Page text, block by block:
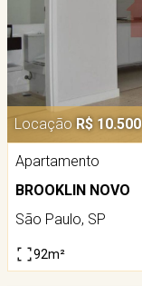
Locação R$ 10.500
Apartamento
BROOKLIN NOVO
São Paulo, SP
92m²